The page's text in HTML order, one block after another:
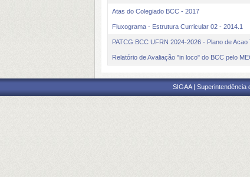
Atas do Colegiado BCC - 2017
Fluxograma - Estrutura Curricular 02 - 2014.1
PATCG BCC UFRN 2024-2026 - Plano de
Relatório de Avaliação "in loco" do BCC pelo
SIGAA |